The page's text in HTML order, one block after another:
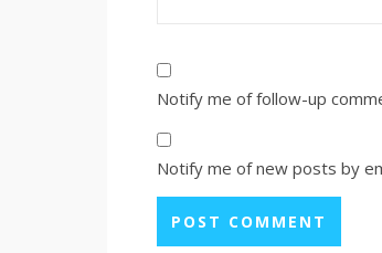
Notify me of follow-up
Notify me of new posts by